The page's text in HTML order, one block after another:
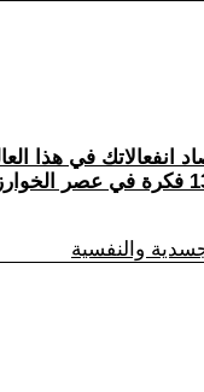
انفعالاتك في هذا
والنفسية